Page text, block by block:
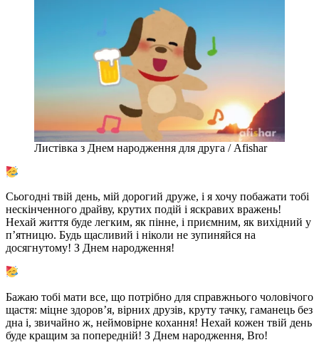
Листівка з Днем народження для друга / Afishar
Сьогодні твій день, мій дорогий друже, і я хочу побажати тобі
нескінченного драйву, крутих подій і яскравих вражень!
Нехай життя буде легким, як пінне, і приємним, як вихідний у
п’ятницю. Будь щасливий і ніколи не зупиняйся на
досягнутому! З Днем народження!
Бажаю тобі мати все, що потрібно для справжнього чоловічого
щастя: міцне здоров’я, вірних друзів, круту тачку, гаманець без
дна і, звичайно ж, неймовірне кохання! Нехай кожен твій день
буде кращим за попередній! З Днем народження, Bro!